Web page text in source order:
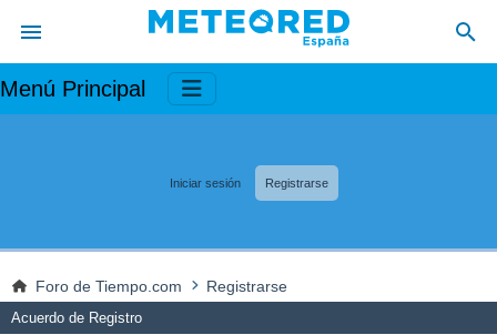
Menú Principal
Iniciar sesión Registrarse
Foro de Tiempo.com Registrarse
Acuerdo de Registro